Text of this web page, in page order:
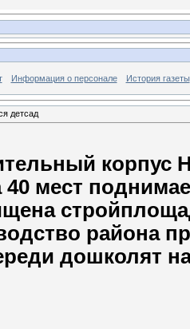
Информация о персонале История газеты
детсад
корпус
мест
района
дошколят